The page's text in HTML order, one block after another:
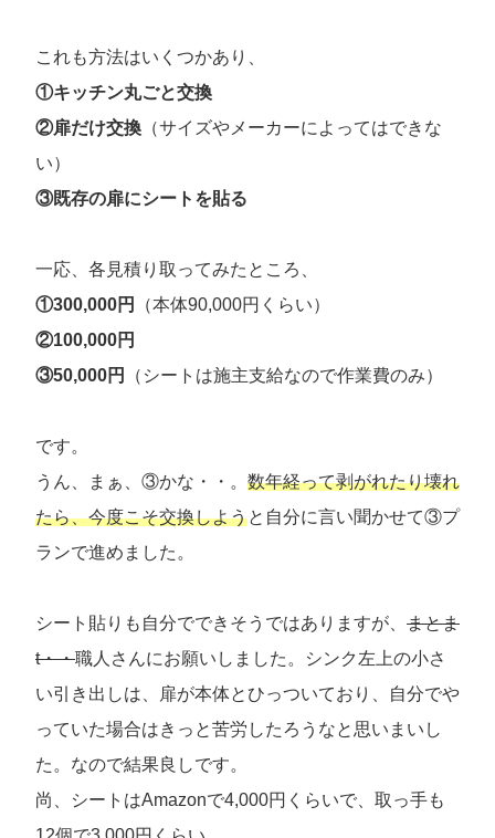
これも方法はいくつかあり、
①キッチン丸ごと交換
②扉だけ交換 （サイズやメーカーによってはできな
い）
③既存の扉にシートを貼る
一応、各見積り取ってみたところ、
①300,000円
（本体90,000円くらい）
②100,000円
③50,000円
（シートは施主支給なので作業費のみ）
です。
うん、まぁ、③かな・・。 数年経って剥がれたり壊れ
たら、今度こそ交換しようと自分に言い聞かせて③プ
ランで進めました。
シート貼りも自分でできそうではありますが、 まとま
t・・職人さんにお願いしました。シンク左上の小さ
い引き出しは、扉が本体とひっついており、自分でや
っていた場合はきっと苦労したろうなと思いまいし
た。なので結果良しです。
尚、シートはAmazonで4,000円くらいで、取っ手も